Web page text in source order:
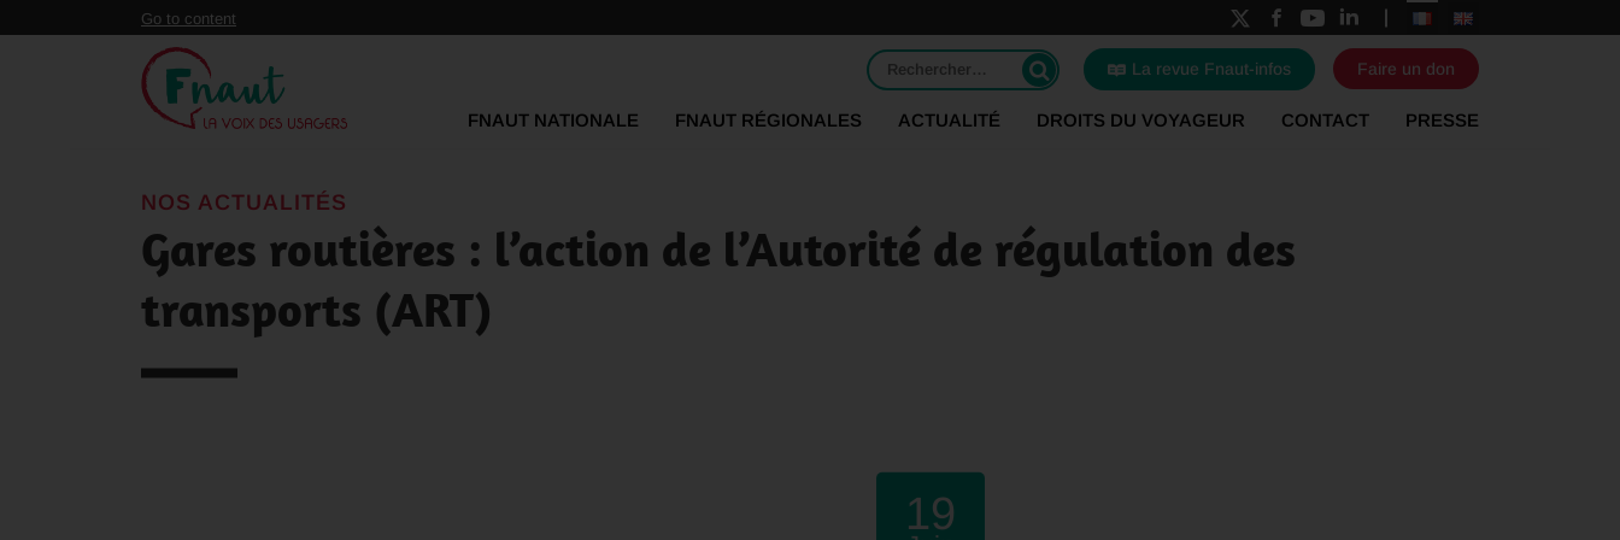
Panneau de gestion des cookies
Go to content
Rechercher : La revue Fnaut-infos Faire un don
FNAUT NATIONALE FNAUT RÉGIONALES ACTUALITÉ DROITS DU VOYAGEUR CONTACT PRESSE
NOS ACTUALITÉS
Gares routières : l’action de l’Autorité de régulation des
transports (ART)
19